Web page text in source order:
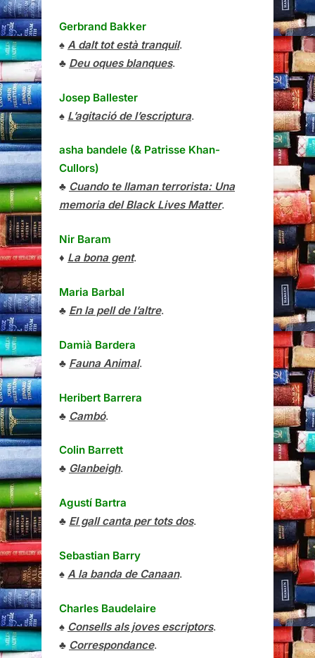
Gerbrand Bakker
♠ A dalt tot està tranquil.
♣ Deu oques blanques.
Josep Ballester
♠ L’agitació de l’escriptura.
asha bandele (& Patrisse Khan-
Cullors)
♣ Cuando te llaman terrorista: Una
memoria del Black Lives Matter.
Nir Baram
♦ La bona gent.
Maria Barbal
♣ En la pell de l’altre.
Damià Bardera
♣ Fauna Animal.
Heribert Barrera
♣ Cambó.
Colin Barrett
♣ Glanbeigh.
Agustí Bartra
♣ El gall canta per tots dos.
Sebastian Barry
♠ A la banda de Canaan.
Charles Baudelaire
♠ Consells als joves escriptors.
♣ Correspondance.